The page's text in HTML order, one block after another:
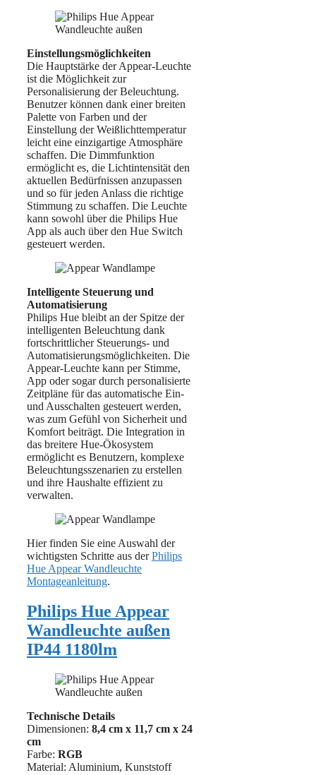
Einstellungsmöglichkeiten
Die Hauptstärke der Appear-Leuchte
ist die Möglichkeit zur
Personalisierung der Beleuchtung.
Benutzer können dank einer breiten
Palette von Farben und der
Einstellung der Weißlichttemperatur
leicht eine einzigartige Atmosphäre
schaffen. Die Dimmfunktion
ermöglicht es, die Lichtintensität den
aktuellen Bedürfnissen anzupassen
und so für jeden Anlass die richtige
Stimmung zu schaffen. Die Leuchte
kann sowohl über die Philips Hue
App als auch über den Hue Switch
gesteuert werden.
Intelligente Steuerung und
Automatisierung
Philips Hue bleibt an der Spitze der
intelligenten Beleuchtung dank
fortschrittlicher Steuerungs- und
Automatisierungsmöglichkeiten. Die
Appear-Leuchte kann per Stimme,
App oder sogar durch personalisierte
Zeitpläne für das automatische Ein-
und Ausschalten gesteuert werden,
was zum Gefühl von Sicherheit und
Komfort beiträgt. Die Integration in
das breitere Hue-Ökosystem
ermöglicht es Benutzern, komplexe
Beleuchtungsszenarien zu erstellen
und ihre Haushalte effizient zu
verwalten.
Hier finden Sie eine Auswahl der
wichtigsten Schritte aus derPhilips
Hue Appear Wandleuchte
Montageanleitung.
Philips Hue Appear
Wandleuchte außen
IP44 1180lm
Technische Details
Dimensionen: 8,4 cm x 11,7 cm x 24
cm
Farbe: RGB
Material: ‎Aluminium, Kunststoff